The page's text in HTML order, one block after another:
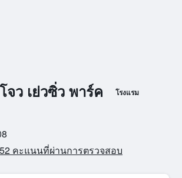
จว เย่วซิ่ว พาร์ค โรงแรม
คะแนนที่ผ่านการตรวจสอบ